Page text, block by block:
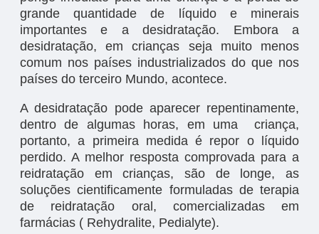
grande quantidade de líquido e minerais
importantes e a desidratação. Embora a
desidratação, em crianças seja muito menos
comum nos países industrializados do que nos
países do terceiro Mundo, acontece.
A desidratação pode aparecer repentinamente,
dentro de algumas horas, em uma criança,
portanto, a primeira medida é repor o líquido
perdido. A melhor resposta comprovada para a
reidratação em crianças, são de longe, as
soluções cientificamente formuladas de terapia
de reidratação oral, comercializadas em
farmácias ( Rehydralite, Pedialyte).